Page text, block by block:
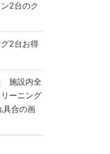
2台のク
2台お得
施設内全
ーニング
合の画